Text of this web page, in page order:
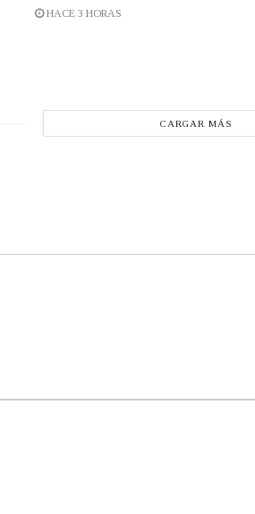
HACE 3 HORAS
CARGAR MÁS